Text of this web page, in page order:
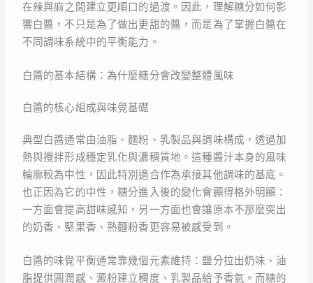
在辣與麻之間建立更順口的過渡。因此，理解糖分如何影
響白醬，不只是為了做出更甜的醬，而是為了掌握白醬在
不同調味系統中的平衡能力。
白醬的基本結構：為什麼糖分會改變整體風味
白醬的核心組成與味覺基礎
典型白醬通常由油脂、麵粉、乳製品與調味構成，透過加
熱與攪拌形成穩定乳化與濃稠質地。這種醬汁本身的風味
輪廓較為中性，因此特別適合作為承接其他調味的基底。
也正因為它的中性，糖分進入後的變化會顯得格外明顯：
一方面會提高甜味感知，另一方面也會讓原本不那麼突出
的奶香、堅果香、熟麵粉香更容易被感受到。
白醬的味覺平衡通常靠幾個元素維持：鹽分拉出奶味、油
脂提供圓潤感、澱粉建立稠度、乳製品給予香氣。而糖的